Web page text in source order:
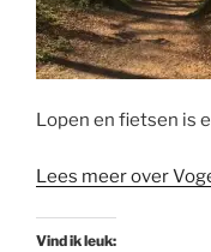
Lopen en fietsen is
Lees meer over
Vind ik leuk: